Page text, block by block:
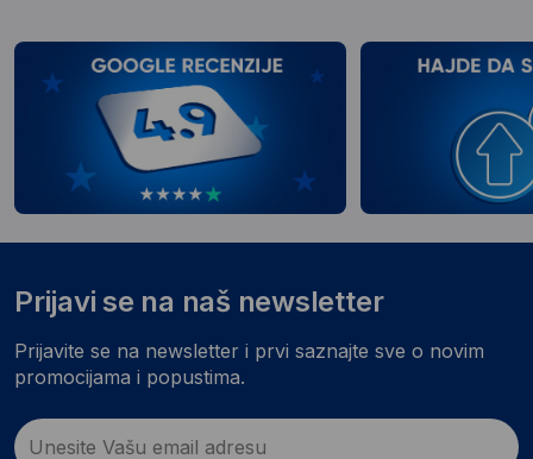
Prijavi se na naš newsletter
Prijavite se na newsletter i prvi saznajte sve o novim
promocijama i popustima.